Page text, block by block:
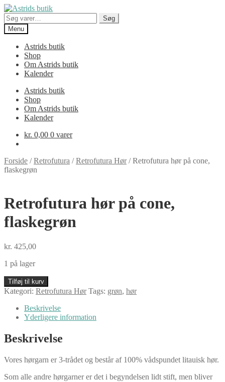
Spring
til
navigation
Spring
til
indhold
Søg
efter:
Søg
Menu
Astrids butik
Shop
Om Astrids butik
Kalender
Astrids butik
Shop
Om Astrids butik
Kalender
kr. 0,00 0 varer
Forside /Retrofutura /Retrofutura Hør/Retrofutura hør på cone,
flaskegrøn
Retrofutura hør på cone,
flaskegrøn
kr. 425,00
1 på lager
Retrofutura
hør
cone,
flaskegrøn
Tilføj til kurv
Kategori: Retrofutura Hør Tags: grøn, hør
Beskrivelse
Yderligere information
Beskrivelse
Vores hørgarn er 3-trådet og består af 100% vådspundet litauisk hør.
Som alle andre hørgarner er det i begyndelsen lidt stift, men bliver